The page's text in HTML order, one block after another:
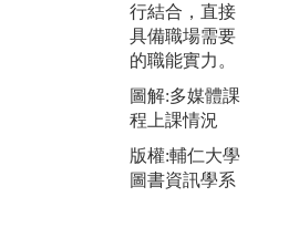
行結合，直接
具備職場需要
的職能實力。
圖解:多媒體課
程上課情況
版權:輔仁大學
圖書資訊學系